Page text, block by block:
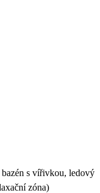
s vířivkou, ledový
zóna)